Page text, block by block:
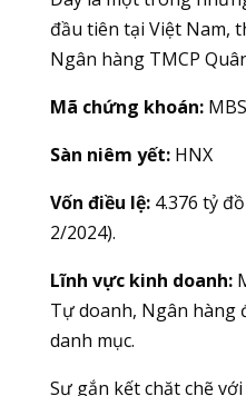
đầu tiên tại Việt Nam,
Ngân hàng TMCP
Mã chứng khoán:MBS
Sàn niêm yết:HNX
Vốn điều lệ:4.376 tỷ
2/2024).
Lĩnh vực kinh doanh:
Tự doanh, Ngân hàng
danh mục.
Sự gắn kết chặt chẽ